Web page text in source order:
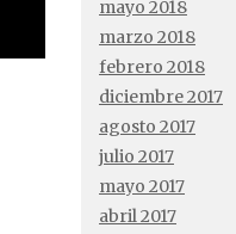
mayo 2018
marzo 2018
febrero 2018
diciembre 2017
agosto 2017
julio 2017
mayo 2017
abril 2017